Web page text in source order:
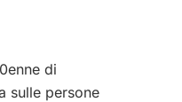
di
sulle persone